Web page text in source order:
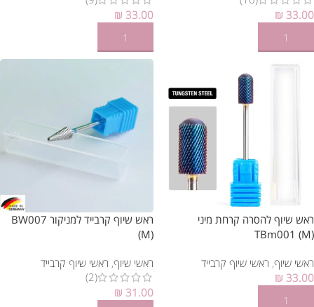
₪ 33.00
הוספה לסל
₪ 33.00
הוספה לסל
ראש שיוף להסרה קרחת מיני
TBm001 (M)
ראשי שיוף, ראשי שיוף קרבייד
₪ 33.00
הוספה לסל
ראש שיוף קרבייד למניקור BW007
(M)
ראשי שיוף, ראשי שיוף קרבייד
(2)
₪ 31.00